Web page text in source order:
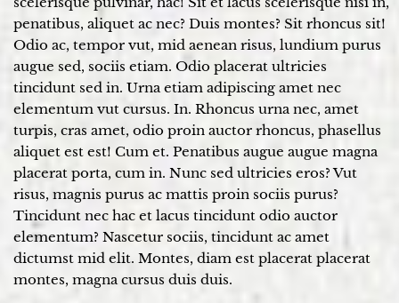
penatibus, aliquet ac nec? Duis montes? Sit rhoncus sit!
Odio ac, tempor vut, mid aenean risus, lundium purus
augue sed, sociis etiam. Odio placerat ultricies
tincidunt sed in. Urna etiam adipiscing amet nec
elementum vut cursus. In. Rhoncus urna nec, amet
turpis, cras amet, odio proin auctor rhoncus, phasellus
aliquet est est! Cum et. Penatibus augue augue magna
placerat porta, cum in. Nunc sed ultricies eros? Vut
risus, magnis purus ac mattis proin sociis purus?
Tincidunt nec hac et lacus tincidunt odio auctor
elementum? Nascetur sociis, tincidunt ac amet
dictumst mid elit. Montes, diam est placerat placerat
montes, magna cursus duis duis.